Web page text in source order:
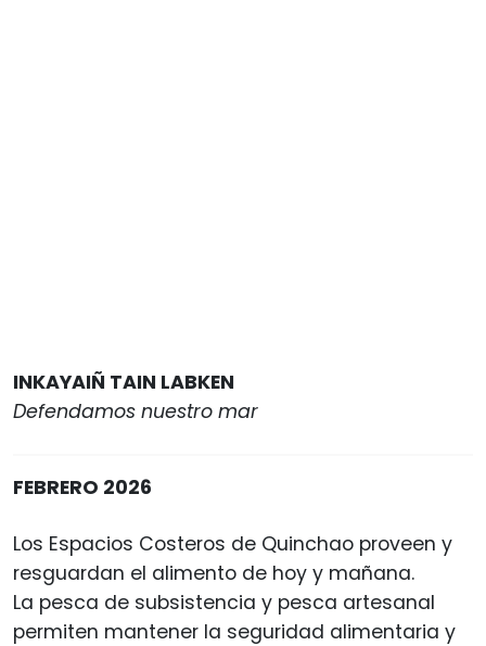
INKAYAIÑ TAIN LABKEN
Defendamos nuestro mar
FEBRERO 2026
Los Espacios Costeros de Quinchao proveen y
resguardan el alimento de hoy y mañana.
La pesca de subsistencia y pesca artesanal
permiten mantener la seguridad alimentaria y